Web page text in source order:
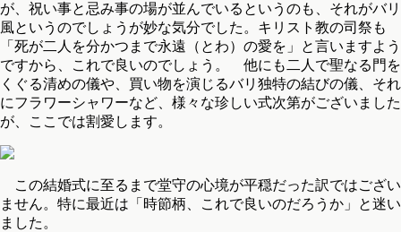
が、祝い事と忌み事の場が並んでいるというのも、それがバリ
風というのでしょうが妙な気分でした。キリスト教の司祭も
「死が二人を分かつまで永遠（とわ）の愛を」と言いますよう
ですから、これで良いのでしょう。 他にも二人で聖なる門を
くぐる清めの儀や、買い物を演じるバリ独特の結びの儀、それ
にフラワーシャワーなど、様々な珍しい式次第がございました
が、ここでは割愛します。
この結婚式に至るまで堂守の心境が平穏だった訳ではござい
ません。特に最近は「時節柄、これで良いのだろうか」と迷い
ました。